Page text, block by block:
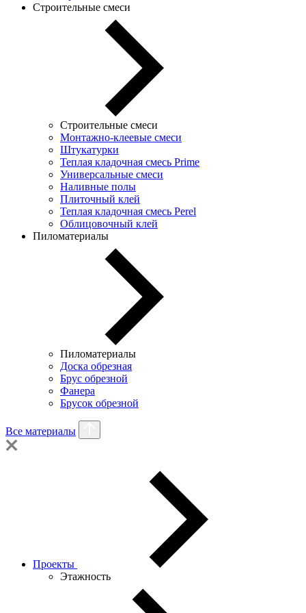
Строительные смеси
Строительные смеси
Монтажно-клеевые смеси
Штукатурки
Теплая кладочная смесь Prime
Универсальные смеси
Наливные полы
Плиточный клей
Теплая кладочная смесь Perel
Облицовочный клей
Пиломатериалы
Пиломатериалы
Доска обрезная
Брус обрезной
Фанера
Брусок обрезной
Все материалы
Проекты
Этажность